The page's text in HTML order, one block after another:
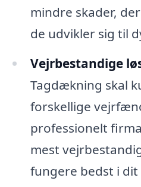
mindre skader,
de udvikler sig til
Vejrbestandige
Tagdækning skal
forskellige
professionelt
mest
fungere bedst i